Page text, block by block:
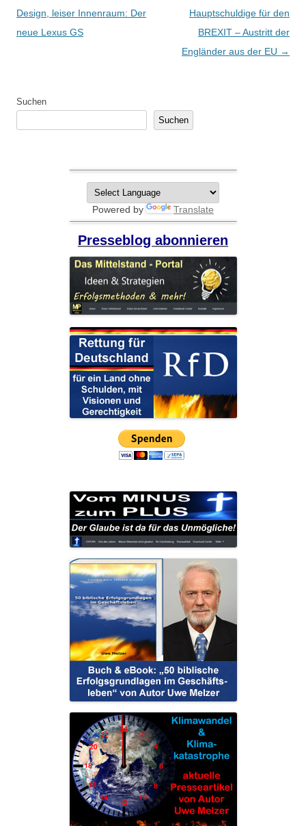
Design, leiser Innenraum: Der
neue Lexus GS
Hauptschuldige für den
BREXIT – Austritt der
Engländer aus der EU →
Suchen
Suchen
Powered by Translate
Presseblog abonnieren